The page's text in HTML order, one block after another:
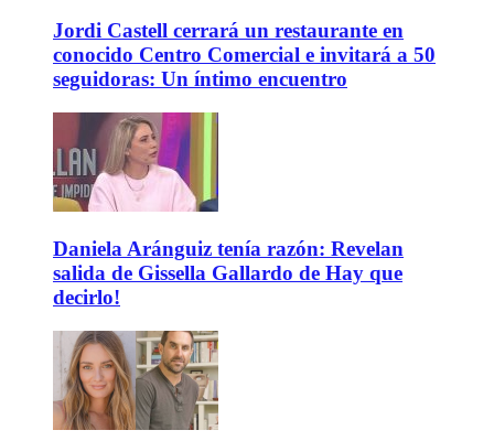
Jordi Castell cerrará un restaurante en
conocido Centro Comercial e invitará a 50
seguidoras: Un íntimo encuentro
Daniela Aránguiz tenía razón: Revelan
salida de Gissella Gallardo de Hay que
decirlo!